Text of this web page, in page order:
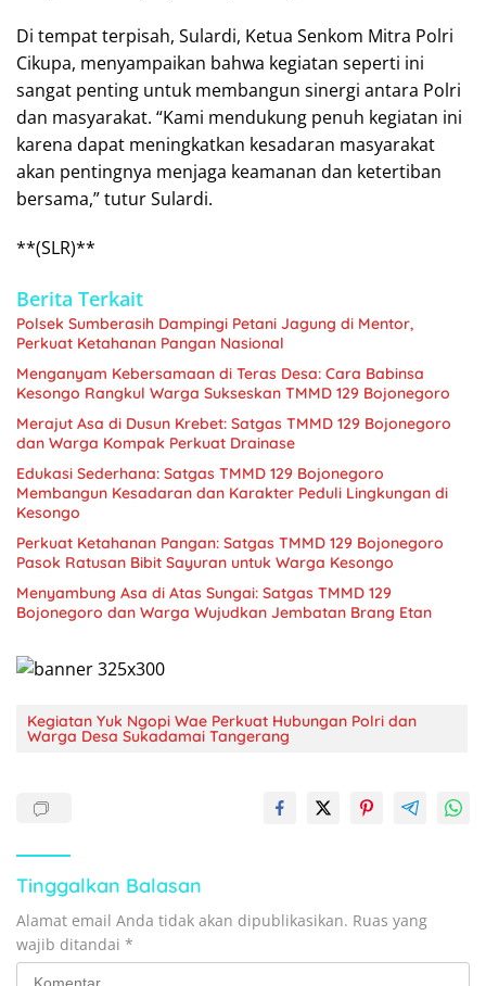
Di tempat terpisah, Sulardi, Ketua Senkom Mitra Polri
Cikupa, menyampaikan bahwa kegiatan seperti ini
sangat penting untuk membangun sinergi antara Polri
dan masyarakat. “Kami mendukung penuh kegiatan ini
karena dapat meningkatkan kesadaran masyarakat
akan pentingnya menjaga keamanan dan ketertiban
bersama,” tutur Sulardi.
**(SLR)**
Berita Terkait
Polsek Sumberasih Dampingi Petani Jagung di Mentor,
Perkuat Ketahanan Pangan Nasional
Menganyam Kebersamaan di Teras Desa: Cara Babinsa
Kesongo Rangkul Warga Sukseskan TMMD 129 Bojonegoro
Merajut Asa di Dusun Krebet: Satgas TMMD 129 Bojonegoro
dan Warga Kompak Perkuat Drainase
Edukasi Sederhana: Satgas TMMD 129 Bojonegoro
Membangun Kesadaran dan Karakter Peduli Lingkungan di
Kesongo
Perkuat Ketahanan Pangan: Satgas TMMD 129 Bojonegoro
Pasok Ratusan Bibit Sayuran untuk Warga Kesongo
Menyambung Asa di Atas Sungai: Satgas TMMD 129
Bojonegoro dan Warga Wujudkan Jembatan Brang Etan
Kegiatan Yuk Ngopi Wae Perkuat Hubungan Polri dan
Warga Desa Sukadamai Tangerang
Tinggalkan Balasan
Alamat email Anda tidak akan dipublikasikan. Ruas yang
wajib ditandai *